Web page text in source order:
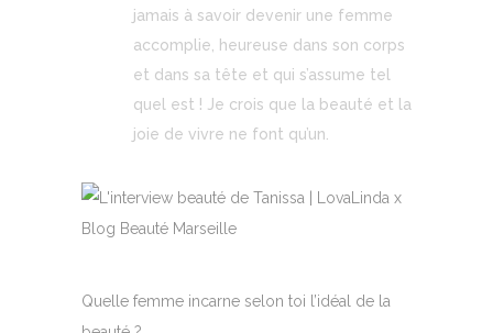
jamais à savoir devenir une femme
accomplie, heureuse dans son corps
et dans sa tête et qui s’assume tel
quel est ! Je crois que la beauté et la
joie de vivre ne font qu’un.
Quelle femme incarne selon toi l’idéal de la